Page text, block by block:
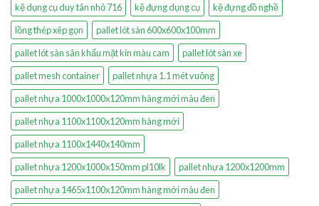
kệ dụng cụ duy tân nhỏ 716
kệ đựng dụng cụ
kệ đựng đồ nghề
lồng thép xêp gọn
pallet lót sàn 600x600x100mm
pallet lót sàn sân khấu mặt kín màu cam
pallet lót sàn xe
pallet mesh container
pallet nhựa 1.1 mét vuông
pallet nhựa 1000x1000x120mm hàng mới màu đen
pallet nhựa 1100x1100x120mm hàng mới
pallet nhựa 1100x1440x140mm
pallet nhựa 1200x1000x150mm pl10lk
pallet nhựa 1200x1200mm
pallet nhựa 1465x1100x120mm hàng mới màu đen